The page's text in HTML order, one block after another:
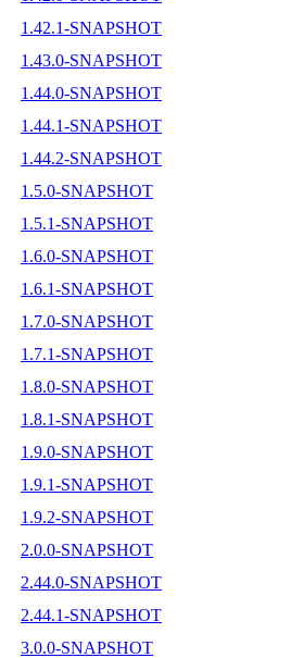
1.42.1-SNAPSHOT
1.43.0-SNAPSHOT
1.44.0-SNAPSHOT
1.44.1-SNAPSHOT
1.44.2-SNAPSHOT
1.5.0-SNAPSHOT
1.5.1-SNAPSHOT
1.6.0-SNAPSHOT
1.6.1-SNAPSHOT
1.7.0-SNAPSHOT
1.7.1-SNAPSHOT
1.8.0-SNAPSHOT
1.8.1-SNAPSHOT
1.9.0-SNAPSHOT
1.9.1-SNAPSHOT
1.9.2-SNAPSHOT
2.0.0-SNAPSHOT
2.44.0-SNAPSHOT
2.44.1-SNAPSHOT
3.0.0-SNAPSHOT